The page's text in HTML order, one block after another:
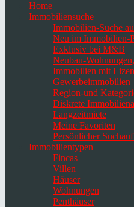
Home
Immobiliensuche
Immobilien-Suche
Neu im Immobilien-
Exklusiv bei M&B
Neubau-
Immobilien mit
Gewerbeimmobilien
Region-und
Diskrete
Langzeitmiete
Meine Favoriten
Persönlicher
Immobilientypen
Fincas
Villen
Häuser
Wohnungen
Penthäuser